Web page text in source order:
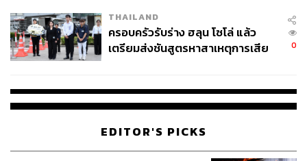
THAILAND
ครอบครัวรับร่าง ฮลุน โซโล่ แล้ว
เตรียมส่งชันสูตรหาสาเหตุการเสีย
0
EDITOR'S PICKS